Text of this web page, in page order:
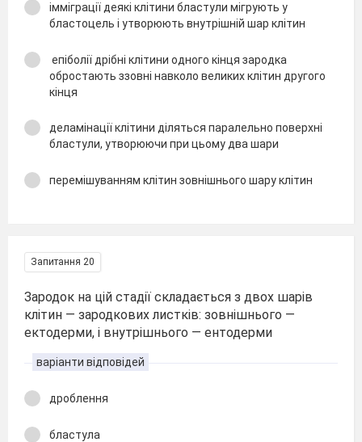
імміграції деякі клітини бластули мігрують у
бластоцель і утворюють внутрішній шар клітин
епіболії дрібні клітини одного кінця зародка
обростають ззовні навколо великих клітин другого
кінця
деламінації клітини діляться паралельно поверхні
бластули, утворюючи при цьому два шари
перемішуванням клітин зовнішнього шару клітин
Запитання 20
Зародок на цій стадії складається з двох шарів
клітин — зародкових листків: зовнішнього —
ектодерми, і внутрішнього — ентодерми
варіанти відповідей
дроблення
бластула